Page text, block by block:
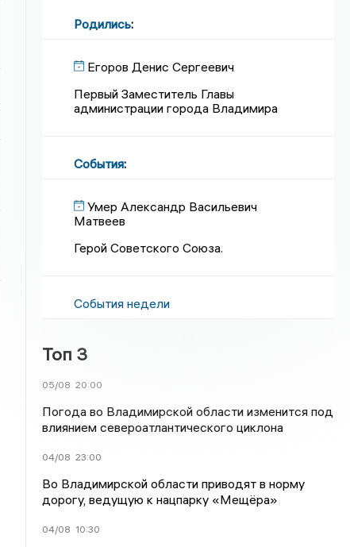
Родились:
Егоров Денис Сергеевич
Первый Заместитель Главы
администрации города Владимира
События:
Умер Александр Васильевич
Матвеев
Герой Советского Союза.
События недели
Топ 3
05/08 20:00
Погода во Владимирской области изменится под
влиянием североатлантического циклона
04/08 23:00
Во Владимирской области приводят в норму
дорогу, ведущую к нацпарку «Мещёра»
04/08 10:30